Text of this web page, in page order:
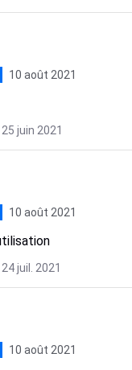
10 août 2021
juin 2021
10 août 2021
juil. 2021
10 août 2021